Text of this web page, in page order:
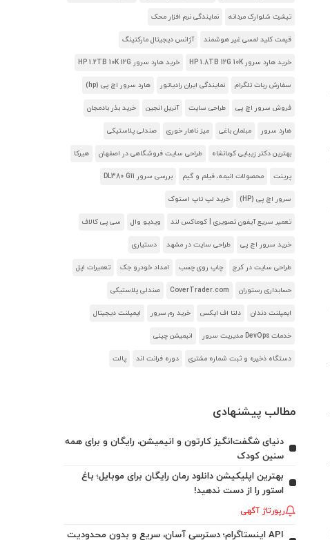
تیشرت شلوارک مردانه نمایندگی نرم افزار محک
قیمت کلید لمسی غیر هوشمند آژانس دیجیتال مارکتینگ
خرید هارد سرور HP 1.8TB 12G 10K خرید هارد سرور HP 1.2TB 10K 12G
سفارش ربات تلگرام نمایندگی ایران رادیاتور هارد سرور اچ پی (hp)
فروش سرور اچ پی طراحی سایت آنریل انجین خرید بذر بادمجان
هارد سرور مبلمان باغی میز ناهار خوری صندلی پلاستیکی
بهترین دکتر زیبایی کرمانشاه طراحی سایت فروشگاهی در اصفهان هیرکا
پرینت محصولات انیمه، فیلم و گیم بررسی سرور DL380 G11
سرور اچ پی (HP) خرید لپ تاپ استوک
تعمیر سریع آیفون تصویری | کوماکس لند ویدیو وال سی پی کالاف
خرید سرور اچ پی طراحی سایت در مشهد دستیاری
طراحی سایت در کرج چاپ روی چسب امداد خودرو جک تعمیرات اپل
حسابداری رستوران CoverTrader.com صندلی پلاستیکی
ایمپلنت دندان دلتا اف ایکس خرید رم سرور ایمپلنت دیجیتال
خدمات DevOps مدیریت سرور انیمیشن چینی
دستگاه ذخیره و ثبت شماره مشتری دوره فرانت اند پالت
مطالب پیشنهادی
دنیای شگفت‌انگیز کارتون و انیمیشن، رایگان و برای همه
سنین کودک
بهترین اپلیکیشن دانلود رمان رایگان برای موبایل؛ باغ
استور را از دست ندهید!
رپورتاژ آگهی
API اینستاگرام؛ دسترسی آسان، سریع و بدون محدودیت